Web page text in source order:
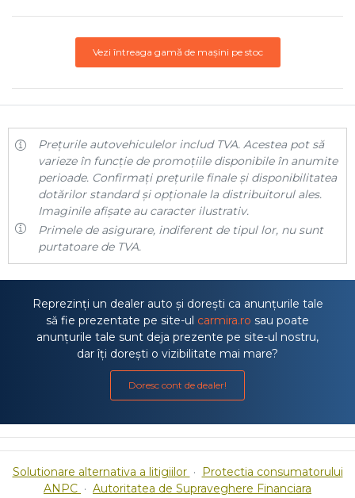
Vezi întreaga gamă de mașini pe stoc
Prețurile autovehiculelor includ TVA. Acestea pot să
varieze în funcție de promoțiile disponibile în anumite
perioade. Confirmați prețurile finale și disponibilitatea
dotărilor standard și opționale la distribuitorul ales.
Imaginile afișate au caracter ilustrativ.
Primele de asigurare, indiferent de tipul lor, nu sunt
purtatoare de TVA.
Reprezinți un dealer auto și dorești ca anunțurile tale
să fie prezentate pe site-ul carmira.ro sau poate
anunțurile tale sunt deja prezente pe site-ul nostru,
dar îți dorești o vizibilitate mai mare?
Doresc cont de dealer!
Solutionare alternativa a litigiilor · Protectia consumatorului
ANPC · Autoritatea de Supraveghere Financiara